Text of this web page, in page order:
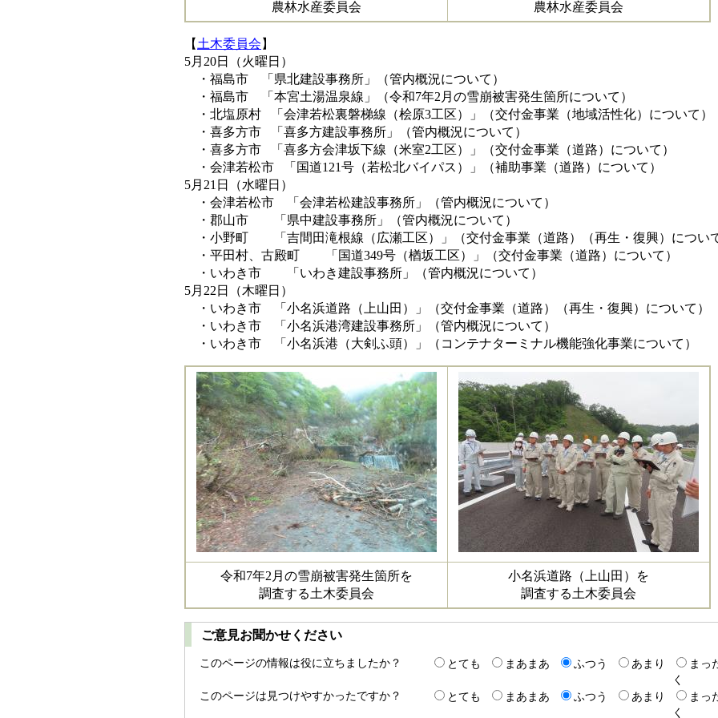
農林水産委員会 農林水産委員会
【 土木委員会 】
5月20日（火曜日）
・福島市 「県北建設事務所」（管内概況について）
・福島市 「本宮土湯温泉線」（令和7年2月の雪崩被害発生箇所について）
・北塩原村 「会津若松裏磐梯線（桧原3工区）」（交付金事業（地域活性化）について）
・喜多方市 「喜多方建設事務所」（管内概況について）
・喜多方市 「喜多方会津坂下線（米室2工区）」（交付金事業（道路）について）
・会津若松市 「国道121号（若松北バイパス）」（補助事業（道路）について）
5月21日（水曜日）
・会津若松市 「会津若松建設事務所」（管内概況について）
・郡山市 「県中建設事務所」（管内概況について）
・小野町 「吉間田滝根線（広瀬工区）」（交付金事業（道路）（再生・復興）につい
・平田村、古殿町 「国道349号（楢坂工区）」（交付金事業（道路）について）
・いわき市 「いわき建設事務所」（管内概況について）
5月22日（木曜日）
・いわき市 「小名浜道路（上山田）」（交付金事業（道路）（再生・復興）について）
・いわき市 「小名浜港湾建設事務所」（管内概況について）
・いわき市 「小名浜港（大剣ふ頭）」（コンテナターミナル機能強化事業について）
令和7年2月の雪崩被害発生箇所を
調査する土木委員会
小名浜道路（上山田）を
調査する土木委員会
ご意見お聞かせください
このページの情報は役に立ちましたか？ とても まあまあ ふつう あまり
まっ
く
このページは見つけやすかったですか？
とても まあまあ ふつう あまり
まっ
く